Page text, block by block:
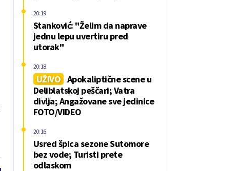
Stanković: "Želim da naprave
jednu lepu uvertiru pred
utorak"
20:19
UŽIVO Apokaliptične scene u
Deliblatskoj peščari; Vatra
divlja; Angažovane sve jedinice
FOTO/VIDEO
20:18
Usred špica sezone Sutomore
bez vode; Turisti prete
odlaskom
20:16